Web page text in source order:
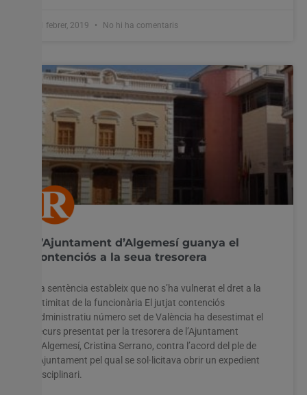
11 febrer, 2019 No hi ha comentaris
L’Ajuntament d’Algemesí guanya el
contenciós a la seua tresorera
La sentència estableix que no s’ha vulnerat el dret a la
intimitat de la funcionària El jutjat contenciós
administratiu número set de València ha desestimat el
recurs presentat per la tresorera de l’Ajuntament
d’Algemesí, Cristina Serrano, contra l’acord del ple de
l’Ajuntament pel qual se sol·licitava obrir un expedient
disciplinari.